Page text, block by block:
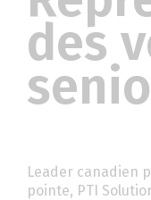
des
Leader canadien
pointe, PTI